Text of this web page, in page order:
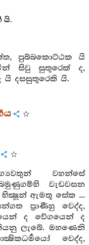
යි.
පුබ්බකොට්ඨක යි
සිවු සුතුරෙක් ද,
දසසුතුරෙකි යි.
වහන්සේ
වැඩවසන
ඇමතූ සේක ...
ප්‍රාණීහු වෙද්ද,
ද වේගයෙන් ද
ලැබේ. මහණෙනි
වෙද්ද,